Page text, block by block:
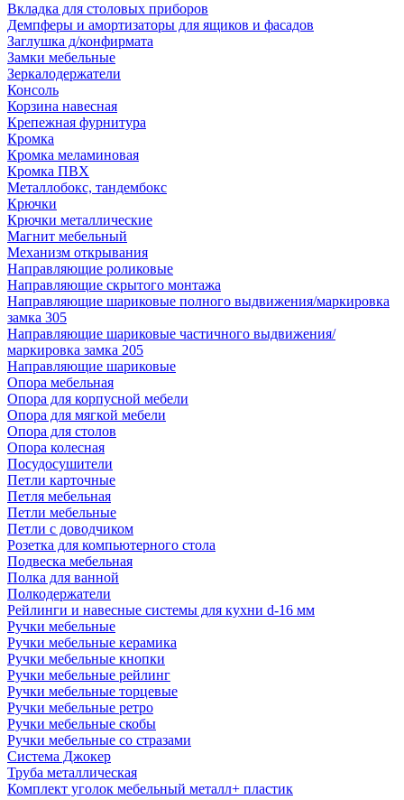
Вкладка для столовых приборов
Демпферы и амортизаторы для ящиков и фасадов
Заглушка д/конфирмата
Замки мебельные
Зеркалодержатели
Консоль
Корзина навесная
Крепежная фурнитура
Кромка
Кромка меламиновая
Кромка ПВХ
Металлобокс, тандембокс
Крючки
Крючки металлические
Магнит мебельный
Механизм открывания
Направляющие роликовые
Направляющие скрытого монтажа
Направляющие шариковые полного выдвижения/маркировка
замка 305
Направляющие шариковые частичного выдвижения/
маркировка замка 205
Направляющие шариковые
Опора мебельная
Опора для корпусной мебели
Опора для мягкой мебели
Опора для столов
Опора колесная
Посудосушители
Петли карточные
Петля мебельная
Петли мебельные
Петли с доводчиком
Розетка для компьютерного стола
Подвеска мебельная
Полка для ванной
Полкодержатели
Рейлинги и навесные системы для кухни d-16 мм
Ручки мебельные
Ручки мебельные керамика
Ручки мебельные кнопки
Ручки мебельные рейлинг
Ручки мебельные торцевые
Ручки мебельные ретро
Ручки мебельные скобы
Ручки мебельные со стразами
Система Джокер
Труба металлическая
Комплект уголок мебельный металл+ пластик